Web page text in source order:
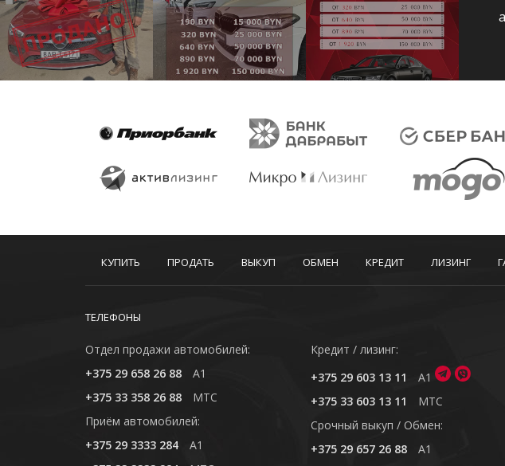
КУПИТЬ ПРОДАТЬ ВЫКУП ОБМЕН КРЕДИТ ЛИЗИНГ
ТЕЛЕФОНЫ
Отдел продажи автомобилей:
+375 29 658 26 88
A1
+375 33 358 26 88
MTC
Приём автомобилей:
+375 29 3333 284
A1
Кредит / лизинг:
+375 29 603 13 11
A1
+375 33 603 13 11
MTC
Cрочный выкуп / Обмен:
+375 29 657 26 88
A1